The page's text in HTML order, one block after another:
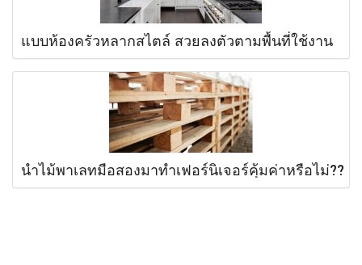
แบบห้องครัวหลากสไตล์ สวยลงตัวตามพื้นที่ใช้งาน
นำไม้พาเลทมือสองมาทำเฟอร์นิเจอร์คุ้มค่าหรือไม่??